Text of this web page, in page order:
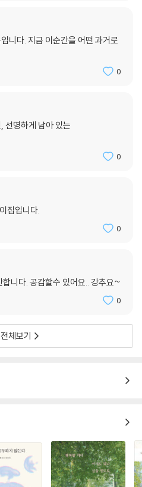
니다. 지금 이순간을 어떤 과거로
0
선명하게 남아 있는
0
집입니다.
0
니다. 공감할수 있어요.. 강추요~
0
체보기